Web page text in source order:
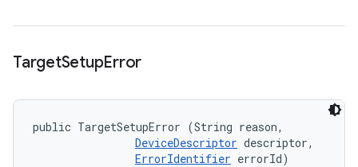
TargetSetupError
public TargetSetupError (String reason,
DeviceDescriptor descriptor,
ErrorIdentifier errorId)